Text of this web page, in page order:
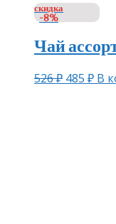
скидка
-8%
Чай
526₽ 485 ₽ В